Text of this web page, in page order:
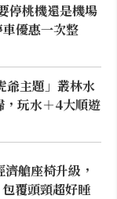
停桃機還是機場
優惠一次整
爺主題」叢林水
玩水＋4大順遊
艙座椅升級，
覆頭頸超好睡